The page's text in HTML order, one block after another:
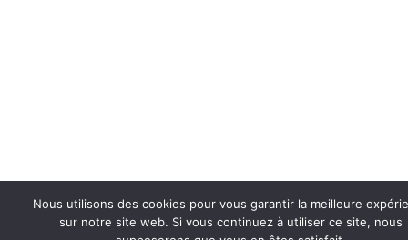
Nous utilisons des cookies pour vous garantir la meilleure
sur notre site web. Si vous continuez à utiliser ce site, nous